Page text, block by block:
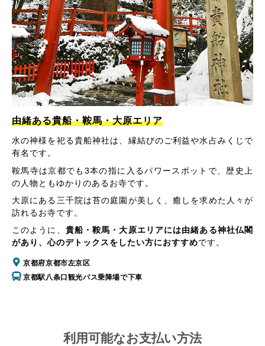
由緒ある貴船・鞍馬・大原エリア
水の神様を祀る貴船神社は、縁結びのご利益や水占みくじで
有名です。
鞍馬寺は京都でも3本の指に入るパワースポットで、歴史上
の人物ともゆかりのあるお寺です。
大原にある三千院は苔の庭園が美しく、癒しを求めた人々が
訪れるお寺です。
このように、 貴船・鞍馬・大原エリアには由緒ある神社仏閣
があり、心のデトックスをしたい方におすすめです。
京都府京都市左京区
京都駅八条口観光バス乗降場で下車
利用可能なお支払い方法